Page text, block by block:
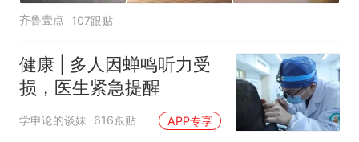
齐鲁壹点 107跟贴
健康 | 多人因蝉鸣听力受
损，医生紧急提醒
学申论的谈妹 616跟贴 APP专享